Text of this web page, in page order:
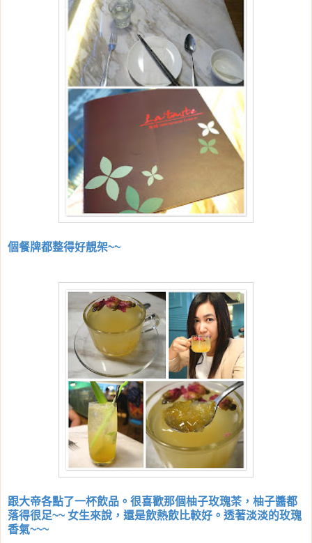
個餐牌都整得好靚架~~
跟大帝各點了一杯飲品。很喜歡那個柚子玫瑰茶，柚子醬都
落得很足~~ 女生來說，還是飲熱飲比較好。透著淡淡的玫瑰
香氣~~~